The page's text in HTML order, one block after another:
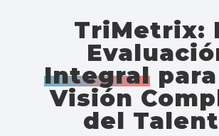
TriMetrix:
Integralpara
Visión
del